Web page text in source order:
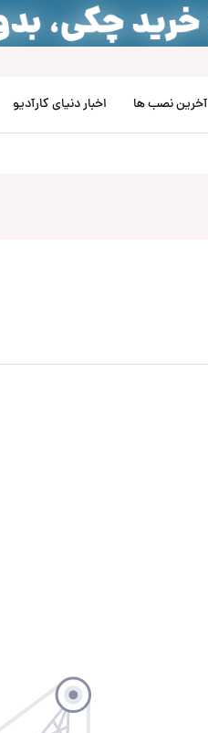
آخرین نصب‌ ها اخبار دنیای کارآدیو